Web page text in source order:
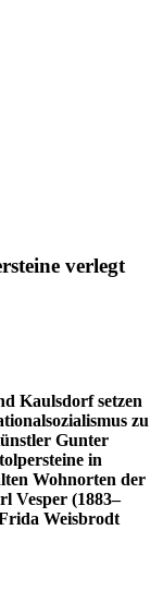
verlegt
Kaulsdorf setzen
zu
Gunter
in
Wohnorten der
Vesper (1883–
Weisbrodt